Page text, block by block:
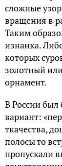
сложные
вращения в
Таким
изнанка.
которых
золотный
орнамент.
В России был
вариант:
ткачества,
полосы то
пропускали